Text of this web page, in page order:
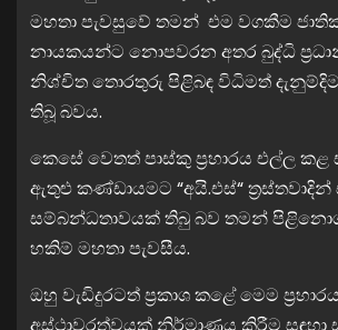
මහතා පැවසුවේ තමන් එම වගකීම
නායකයන්ට නොපවරන අතර බුද්ධි
නිශ්චිත තොරතුරු පිළිබඳ විධිමත්
තිබූ බවය.
කෙසේ වෙතත් පාස්කු ප්‍රහාරය එල්ල
ඇතුළු කණ්ඩායමට “අයි.එස්“ ත්‍රස්තවාදින්
සම්බන්ධතාවයක් තිබු බව තමන්
හකිම් මහතා පැවසීය.
ඔහු වැඩිදුරටත් ප්‍රකාශ කළේ මෙම